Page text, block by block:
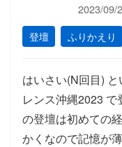
2023/09/
登壇 ふりかえり
はいさい(N回目)
レンス沖縄2023
の登壇は初めての
かくなので記憶が